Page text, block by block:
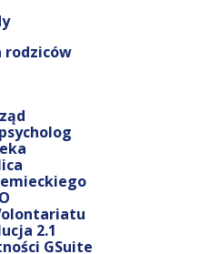
rodziców
2.1
GSuite